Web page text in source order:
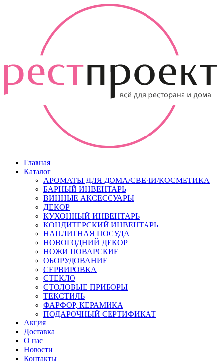
Главная
Каталог
АРОМАТЫ ДЛЯ ДОМА/СВЕЧИ/КОСМЕТИКА
БАРНЫЙ ИНВЕНТАРЬ
ВИННЫЕ АКСЕССУАРЫ
ДЕКОР
КУХОННЫЙ ИНВЕНТАРЬ
КОНДИТЕРСКИЙ ИНВЕНТАРЬ
НАПЛИТНАЯ ПОСУДА
НОВОГОДНИЙ ДЕКОР
НОЖИ ПОВАРСКИЕ
ОБОРУДОВАНИЕ
СЕРВИРОВКА
СТЕКЛО
СТОЛОВЫЕ ПРИБОРЫ
ТЕКСТИЛЬ
ФАРФОР, КЕРАМИКА
ПОДАРОЧНЫЙ СЕРТИФИКАТ
Акция
Доставка
О нас
Новости
Контакты